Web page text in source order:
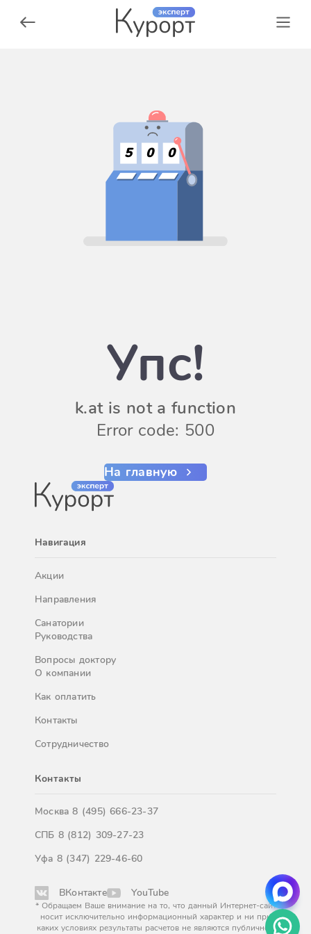
5 0 0
Упс!
k.at is not a function
Error code: 500
На главную
Навигация
Акции
Направления
Санатории
Руководства
Вопросы доктору
О компании
Как оплатить
Контакты
Сотрудничество
Контакты
Москва8 (495) 666-23-37
СПБ 8 (812) 309-27-23
Уфа 8 (347) 229-46-60
ВКонтакте YouTube
* Обращаем Ваше внимание на то, что данный Интернет-сайт
носит исключительно информационный характер и ни при
каких условиях результаты расчетов не являются публичной